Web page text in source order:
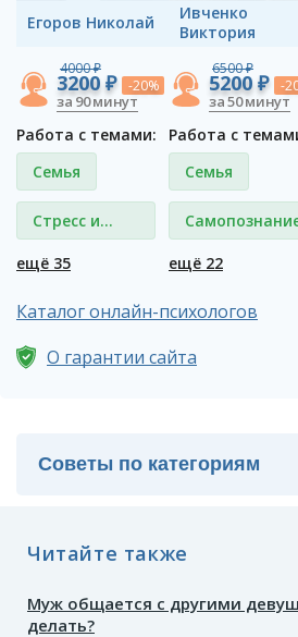
Егоров Николай
4000 ₽
3200 ₽ -20%
за 90 минут
Работа с темами:
Семья
Стресс и
депрессия
ещё 35
Ивченко
Виктория
6500 ₽
5200 ₽ -
за 50 минут
Работа с
Семья
ещё 22
Каталог онлайн-психологов
О гарантии сайта
Читайте также
Муж общается с другими
делать?